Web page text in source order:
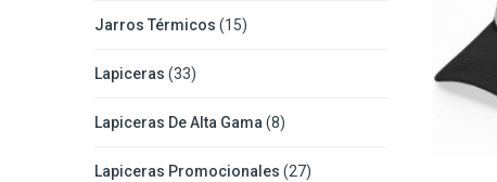
Jarros Térmicos (15)
Lapiceras (33)
Lapiceras De Alta Gama (8)
Lapiceras Promocionales (27)